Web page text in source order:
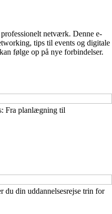
netværk. Denne e-
tips til events og digitale
følge op på nye forbindelser.
Fra planlægning til
du din uddannelsesrejse trin for